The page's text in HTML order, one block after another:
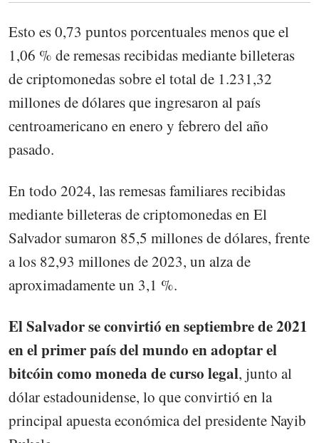
Esto es 0,73 puntos porcentuales menos que el
1,06 % de remesas recibidas mediante billeteras
de criptomonedas sobre el total de 1.231,32
millones de dólares que ingresaron al país
centroamericano en enero y febrero del año
pasado.
En todo 2024, las remesas familiares recibidas
mediante billeteras de criptomonedas en El
Salvador sumaron 85,5 millones de dólares, frente
a los 82,93 millones de 2023, un alza de
aproximadamente un 3,1 %.
El Salvador se convirtió en septiembre de 2021
en el primer país del mundo en adoptar el
bitcóin como moneda de curso legal, junto al
dólar estadounidense, lo que convirtió en la
principal apuesta económica del presidente Nayib